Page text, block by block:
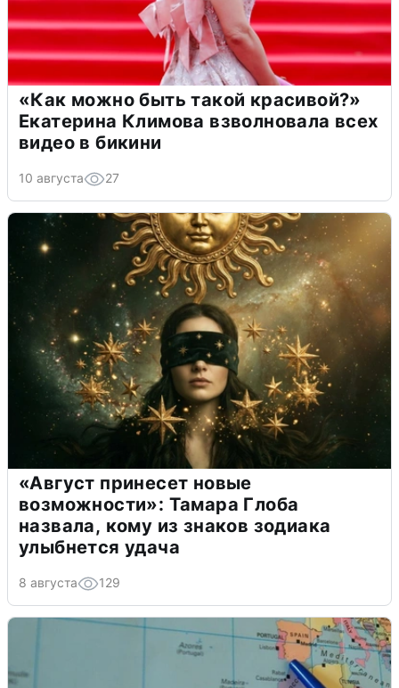
«Как можно быть такой красивой?»
Екатерина Климова взволновала всех
видео в бикини
10 августа 27
«Август принесет новые
возможности»: Тамара Глоба
назвала, кому из знаков зодиака
улыбнется удача
8 августа 129